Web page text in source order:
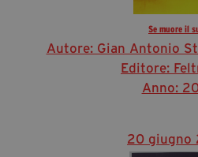
Se muore il
Autore: Gian Antonio
Editore:
Anno:
20 giugno